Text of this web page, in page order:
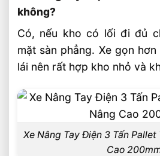
không?
Có, nếu kho có lối đi đủ
mặt sàn phẳng. Xe gọn
lái nên rất hợp kho nhỏ và
Xe Nâng Tay Điện 3 Tấn Pallet
Cao